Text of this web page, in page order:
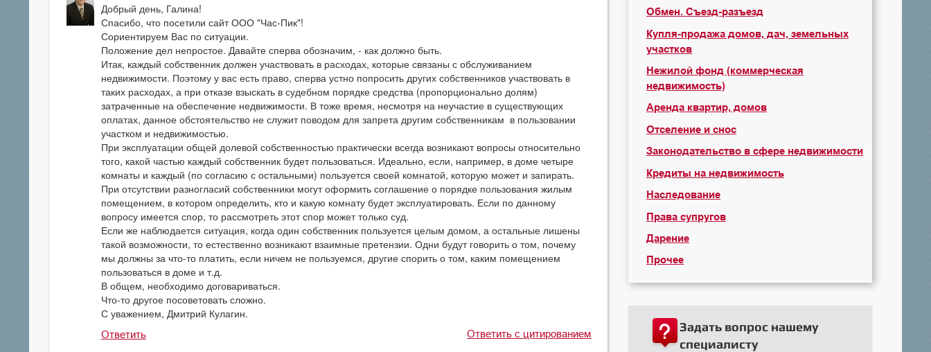
Добрый день, Галина!
Спасибо, что посетили сайт ООО "Час-Пик"!
Сориентируем Вас по ситуации.
Положение дел непростое. Давайте сперва обозначим, - как должно быть.
Итак, каждый собственник должен участвовать в расходах, которые связаны с обслуживанием
недвижимости. Поэтому у вас есть право, сперва устно попросить других собственников участвовать в
таких расходах, а при отказе взыскать в судебном порядке средства (пропорционально долям)
затраченные на обеспечение недвижимости. В тоже время, несмотря на неучастие в существующих
оплатах, данное обстоятельство не служит поводом для запрета другим собственникам в пользовании
участком и недвижимостью.
При эксплуатации общей долевой собственностью практически всегда возникают вопросы относительно
того, какой частью каждый собственник будет пользоваться. Идеально, если, например, в доме четыре
комнаты и каждый (по согласию с остальными) пользуется своей комнатой, которую может и запирать.
При отсутствии разногласий собственники могут оформить соглашение о порядке пользования жилым
помещением, в котором определить, кто и какую комнату будет эксплуатировать. Если по данному
вопросу имеется спор, то рассмотреть этот спор может только суд.
Если же наблюдается ситуация, когда один собственник пользуется целым домом, а остальные лишены
такой возможности, то естественно возникают взаимные претензии. Одни будут говорить о том, почему
мы должны за что-то платить, если ничем не пользуемся, другие спорить о том, каким помещением
пользоваться в доме и т.д.
В общем, необходимо договариваться.
Что-то другое посоветовать сложно.
С уважением, Дмитрий Кулагин.
Ответить Ответить с цитированием
Обмен. Съезд-разъезд
Купля-продажа домов, дач, земельных
участков
Нежилой фонд (коммерческая
недвижимость)
Аренда квартир, домов
Отселение и снос
Законодательство в сфере недвижимости
Кредиты на недвижимость
Наследование
Права супругов
Дарение
Прочее
Задать вопрос нашему
специалисту